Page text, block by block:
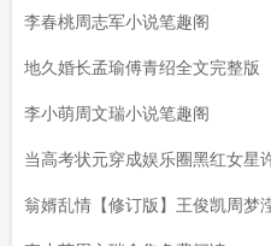
李春桃周志军小说笔趣阁
地久婚长孟瑜傅青绍全文完整版
李小萌周文瑞小说笔趣阁
当高考状元穿成娱乐圈黑红女星
翁婿乱情【修订版】王俊凯周梦